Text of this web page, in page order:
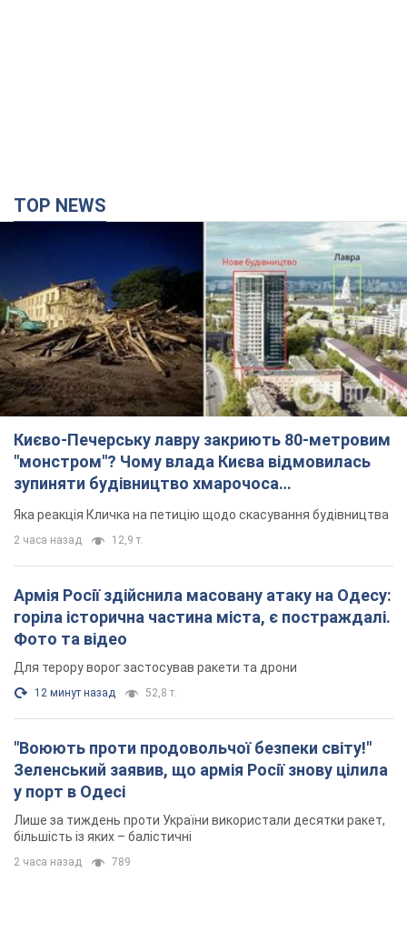
TOP NEWS
Києво-Печерську лавру закриють 80-метровим
"монстром"? Чому влада Києва відмовилась
зупиняти будівництво хмарочоса
"московського вірянина"
Яка реакція Кличка на петицію щодо скасування будівництва
2 часа назад 12,9 т.
Армія Росії здійснила масовану атаку на Одесу:
горіла історична частина міста, є постраждалі.
Фото та відео
Для терору ворог застосував ракети та дрони
12 минут назад 52,8 т.
"Воюють проти продовольчої безпеки світу!"
Зеленський заявив, що армія Росії знову цілила
у порт в Одесі
Лише за тиждень проти України використали десятки ракет,
більшість із яких – балістичні
2 часа назад 789